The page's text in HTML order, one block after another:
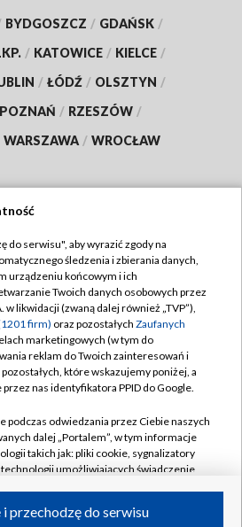
BYDGOSZCZ / GDAŃSK /
/ KATOWICE / KIELCE /
/ ŁÓDŹ / OLSZTYN /
POZNAŃ / RZESZÓW /
WARSZAWA / WROCŁAW
TVP
Regulamin TVP
prywatności
Moje zgody
Pomoc
Kontakt
Kanały
do serwisu", aby wyrazić zgody na
śledzenia i zbierania danych,
urządzeniu końcowym i ich
Twoich danych osobowych przez
w likwidacji (zwaną dalej również „TVP”),
firm) oraz pozostałych Zaufanych
marketingowych (w tym do
reklam do Twoich zainteresowań i
które wskazujemy poniżej, a
nas identyfikatora PPID do Google.
podczas odwiedzania przez Ciebie naszych
dalej „Portalem”, w tym informacje
takich jak: pliki cookie, sygnalizatory
umożliwiających świadczenie
przechodzę do serwisu